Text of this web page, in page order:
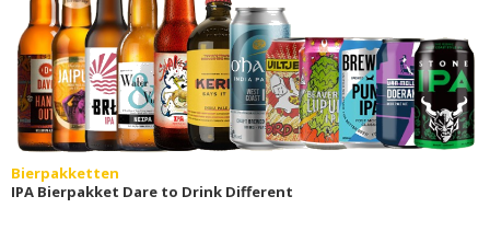
Bierpakketten
IPA Bierpakket Dare to Drink Different